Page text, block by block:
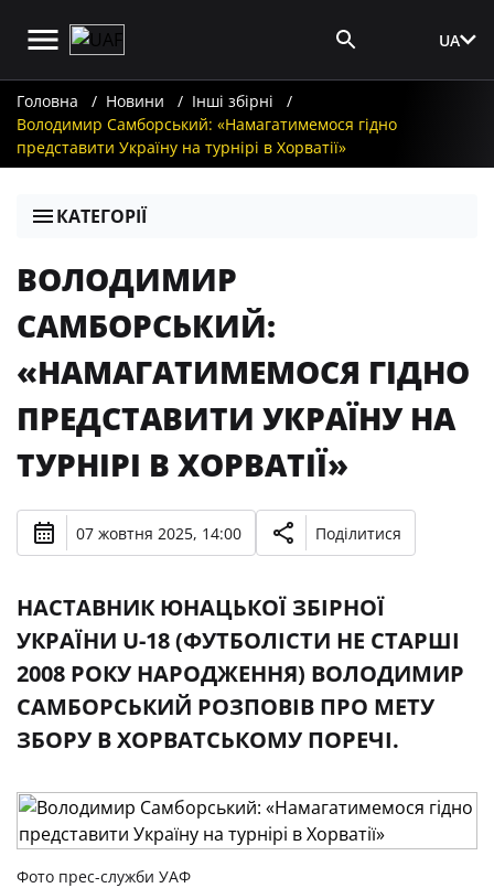
UA
Головна Новини
Інші збірні
Володимир Самборський: «Намагатимемося гідно
представити Україну на турнірі в Хорватії»
КАТЕГОРІЇ
ВОЛОДИМИР
САМБОРСЬКИЙ:
«НАМАГАТИМЕМОСЯ ГІДНО
ПРЕДСТАВИТИ УКРАЇНУ НА
ТУРНІРІ В ХОРВАТІЇ»
07 жовтня 2025, 14:00 Поділитися
НАСТАВНИК ЮНАЦЬКОЇ ЗБІРНОЇ
УКРАЇНИ U-18 (ФУТБОЛІСТИ НЕ СТАРШІ
2008 РОКУ НАРОДЖЕННЯ) ВОЛОДИМИР
САМБОРСЬКИЙ РОЗПОВІВ ПРО МЕТУ
ЗБОРУ В ХОРВАТСЬКОМУ ПОРЕЧІ.
Фото прес-служби УАФ